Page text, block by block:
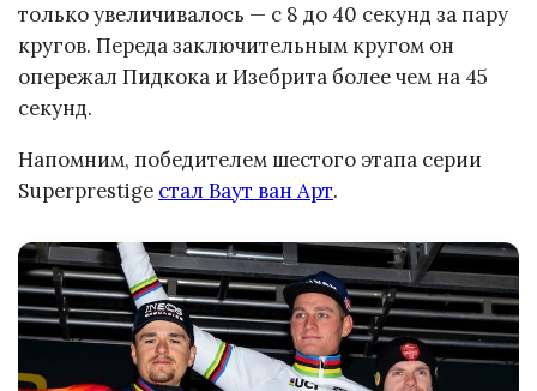
только увеличивалось — с 8 до 40 секунд за пару
кругов. Переда заключительным кругом он
опережал Пидкока и Изебрита более чем на 45
секунд.
Напомним, победителем шестого этапа серии
Superprestige стал Ваут ван Арт.